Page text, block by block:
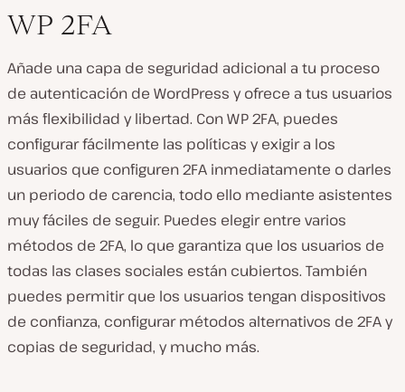
WP 2FA
Añade una capa de seguridad adicional a tu proceso
de autenticación de WordPress y ofrece a tus usuarios
más flexibilidad y libertad. Con WP 2FA, puedes
configurar fácilmente las políticas y exigir a los
usuarios que configuren 2FA inmediatamente o darles
un periodo de carencia, todo ello mediante asistentes
muy fáciles de seguir. Puedes elegir entre varios
métodos de 2FA, lo que garantiza que los usuarios de
todas las clases sociales están cubiertos. También
puedes permitir que los usuarios tengan dispositivos
de confianza, configurar métodos alternativos de 2FA y
copias de seguridad, y mucho más.